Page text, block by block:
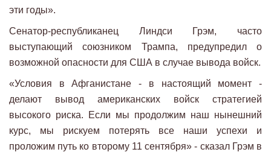
эти годы».
Сенатор-республиканец Линдси Грэм, часто
выступающий союзником Трампа, предупредил о
возможной опасности для США в случае вывода войск.
«Условия в Афганистане - в настоящий момент -
делают вывод американских войск стратегией
высокого риска. Если мы продолжим наш нынешний
курс, мы рискуем потерять все наши успехи и
проложим путь ко второму 11 сентября» - сказал Грэм в